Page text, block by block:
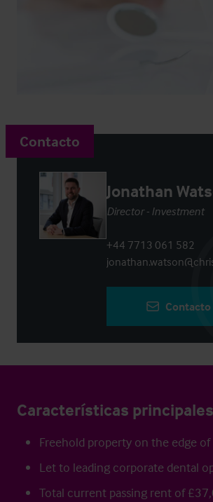
Contacto
Jonathan
Director - Investment
+44 7713 061 582
Contacto
Características principales
Freehold property on the edge of
Let to leading corporate dental
Total current passing rent of